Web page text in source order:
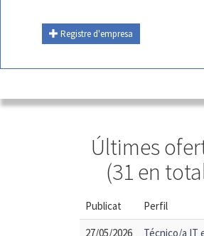
Registre d'empresa
Últimes
(31 en
Publicat Perfil
27/05/2026
Técnico/a IT